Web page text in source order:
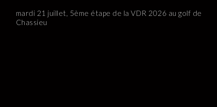
mardi 21 juillet, 5ème étape de la VDR 2026 au golf de
Chassieu